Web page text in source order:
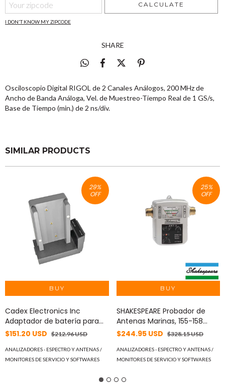
CALCULATE
I DON'T KNOW MY ZIPCODE
SHARE
Osciloscopio Digital RIGOL de 2 Canales Análogos, 200 MHz de
Ancho de Banda Análoga, Vel. de Muestreo-Tiempo Real de 1 GS/s,
Base de Tiempo (min.) de 2 ns/div.
SIMILAR PRODUCTS
29%
OFF
Cadex Electronics Inc
Adaptador de batería para
ANALIZADOR C7X00-C SERIES
radios Kenwood TK2200,
TK2200L, TK2200LP, TK3200,
$151.20 USD $212.96 USD
ANALIZADORES - ESPECTRO Y ANTENAS /
MONITORES DE SERVICIO Y SOFTWARES
25%
OFF
SHAKESPEARE Probador de
Antenas Marinas, 155-158
MHz. MOD: ART-3
$244.95 USD $328.15 USD
ANALIZADORES - ESPECTRO Y ANTENAS /
MONITORES DE SERVICIO Y SOFTWARES